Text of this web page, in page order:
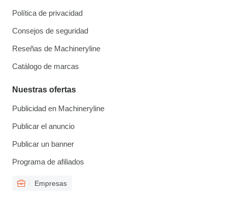
Política de privacidad
Consejos de seguridad
Reseñas de Machineryline
Catálogo de marcas
Nuestras ofertas
Publicidad en Machineryline
Publicar el anuncio
Publicar un banner
Programa de afiliados
Empresas